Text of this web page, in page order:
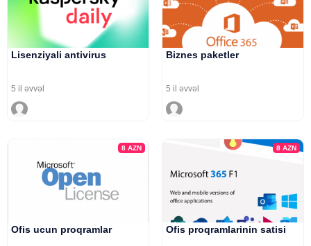
Lisenziyali antivirus
5 il əvvəl
Biznes paketler
5 il əvvəl
8AZN
Ofis ucun proqramlar
8 AZN
Ofis proqramlarinin satisi